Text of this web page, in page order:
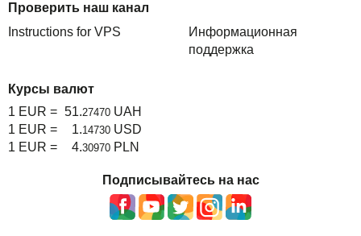
Проверить наш канал
Instructions for VPS
Информационная
поддержка
Курсы валют
1 EUR = 51.27470 UAH
1 EUR =
1.14730 USD
1 EUR =
4.30970 PLN
Подписывайтесь на нас